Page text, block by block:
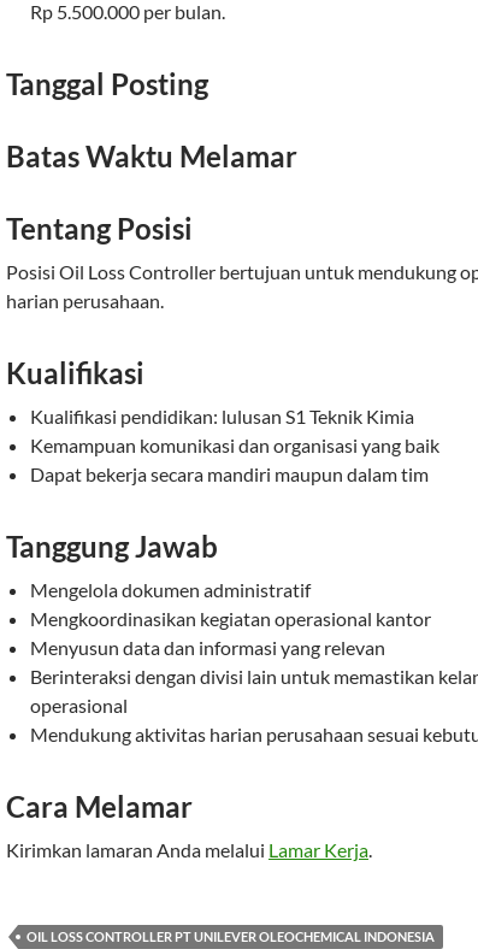
Rp 5.500.000 per bulan.
Tanggal Posting
Batas Waktu Melamar
Tentang Posisi
Posisi Oil Loss Controller bertujuan untuk mendukung
harian perusahaan.
Kualifikasi
Kualifikasi pendidikan: lulusan S1 Teknik Kimia
Kemampuan komunikasi dan organisasi yang baik
Dapat bekerja secara mandiri maupun dalam tim
Tanggung Jawab
Mengelola dokumen administratif
Mengkoordinasikan kegiatan operasional kantor
Menyusun data dan informasi yang relevan
Berinteraksi dengan divisi lain untuk memastikan
operasional
Mendukung aktivitas harian perusahaan sesuai
Cara Melamar
Kirimkan lamaran Anda melalui Lamar Kerja.
OIL LOSS CONTROLLER PT UNILEVER OLEOCHEMICAL INDONESIA